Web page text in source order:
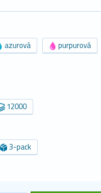
azurová purpurová
12000
3-pack